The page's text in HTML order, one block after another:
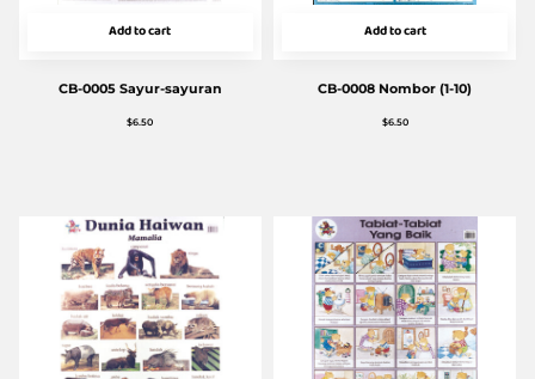
Add to cart
CB-0005 Sayur-sayuran
$6.50
Add to cart
CB-0008 Nombor (1-10)
$6.50